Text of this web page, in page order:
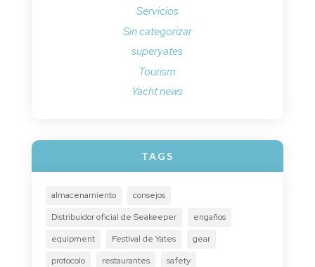
Servicios
Sin categorizar
superyates
Tourism
Yacht news
TAGS
almacenamiento
consejos
Distribuidor oficial de Seakeeper
engaños
equipment
Festival de Yates
gear
protocolo
restaurantes
safety